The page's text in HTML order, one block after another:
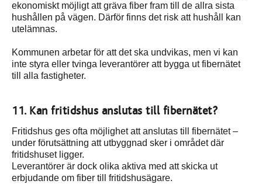
ekonomiskt möjligt att gräva fiber fram till de allra sista
hushållen på vägen. Därför finns det risk att hushåll kan
utelämnas.
Kommunen arbetar för att det ska undvikas, men vi kan
inte styra eller tvinga leverantörer att bygga ut fibernätet
till alla fastigheter.
11. Kan fritidshus anslutas till fibernätet?
Fritidshus ges ofta möjlighet att anslutas till fibernätet –
under förutsättning att utbyggnad sker i området där
fritidshuset ligger.
Leverantörer är dock olika aktiva med att skicka ut
erbjudande om fiber till fritidshusägare.